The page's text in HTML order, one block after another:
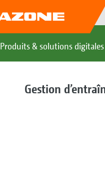
Produits & solutions digitales
Gestion